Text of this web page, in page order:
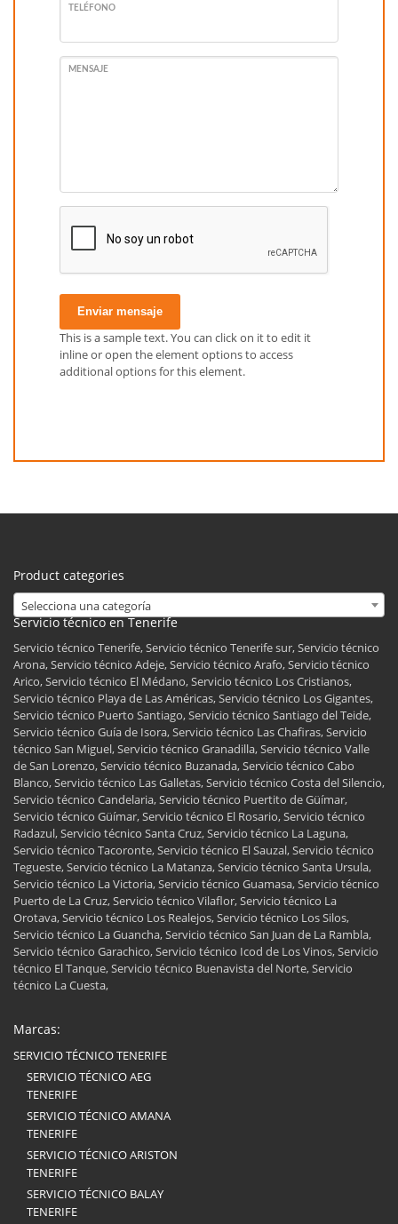
TELÉFONO
MENSAJE
Enviar mensaje
This is a sample text. You can click on it to edit it
inline or open the element options to access
additional options for this element.
Product categories
Selecciona una categoría
Servicio técnico en Tenerife
Servicio técnico Tenerife, Servicio técnico Tenerife sur, Servicio técnico
Arona, Servicio técnico Adeje, Servicio técnico Arafo, Servicio técnico
Arico, Servicio técnico El Médano, Servicio técnico Los Cristianos,
Servicio técnico Playa de Las Américas, Servicio técnico Los Gigantes,
Servicio técnico Puerto Santiago, Servicio técnico Santiago del Teide,
Servicio técnico Guía de Isora, Servicio técnico Las Chafiras, Servicio
técnico San Miguel, Servicio técnico Granadilla, Servicio técnico Valle
de San Lorenzo, Servicio técnico Buzanada, Servicio técnico Cabo
Blanco, Servicio técnico Las Galletas, Servicio técnico Costa del Silencio,
Servicio técnico Candelaria, Servicio técnico Puertito de Güímar,
Servicio técnico Güímar, Servicio técnico El Rosario, Servicio técnico
Radazul, Servicio técnico Santa Cruz, Servicio técnico La Laguna,
Servicio técnico Tacoronte, Servicio técnico El Sauzal, Servicio técnico
Tegueste, Servicio técnico La Matanza, Servicio técnico Santa Ursula,
Servicio técnico La Victoria, Servicio técnico Guamasa, Servicio técnico
Puerto de La Cruz, Servicio técnico Vilaflor, Servicio técnico La
Orotava, Servicio técnico Los Realejos, Servicio técnico Los Silos,
Servicio técnico La Guancha, Servicio técnico San Juan de La Rambla,
Servicio técnico Garachico, Servicio técnico Icod de Los Vinos, Servicio
técnico El Tanque, Servicio técnico Buenavista del Norte, Servicio
técnico La Cuesta,
Marcas:
SERVICIO TÉCNICO TENERIFE
SERVICIO TÉCNICO AEG
TENERIFE
SERVICIO TÉCNICO AMANA
TENERIFE
SERVICIO TÉCNICO ARISTON
TENERIFE
SERVICIO TÉCNICO BALAY
TENERIFE